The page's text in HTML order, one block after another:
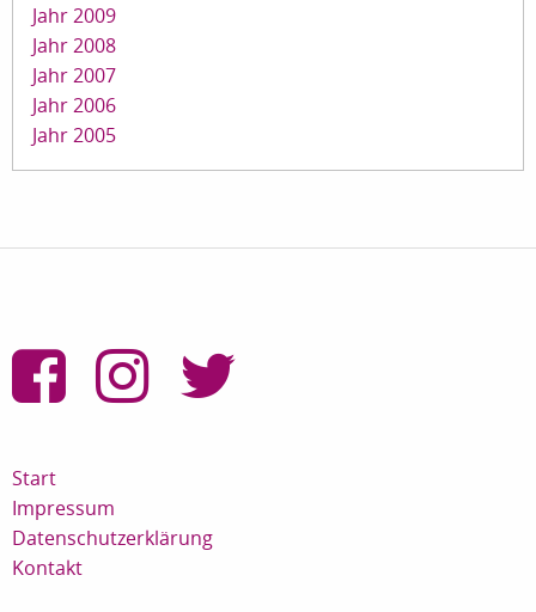
Jahr 2009
Jahr 2008
Jahr 2007
Jahr 2006
Jahr 2005
Start
Impressum
Datenschutzerklärung
Kontakt